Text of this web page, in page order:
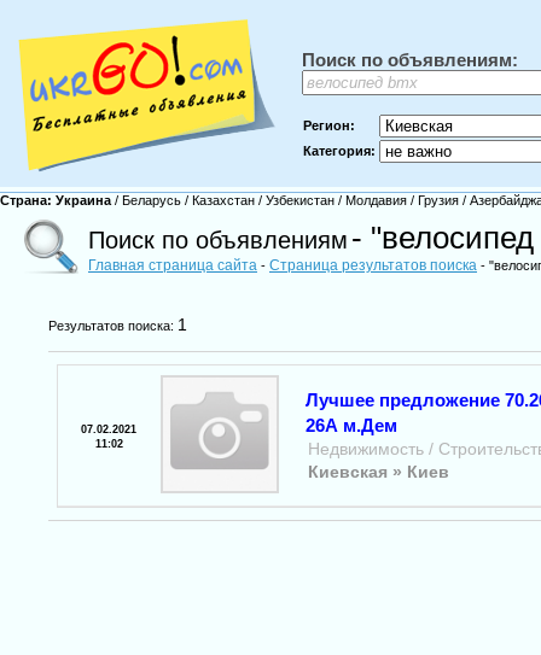
Поиск по объявлениям:
Регион:
Категория:
Страна: Украина / Беларусь / Казахстан / Узбекистан / Молдавия / Грузия /
Поиск по объявлениям -
Главная страница сайта - Страница результатов поиска -
Результатов поиска: 1
07.02.2021
11:02
Лучшее предложение
26А м.Дем
Недвижимость /
Киевская » Киев